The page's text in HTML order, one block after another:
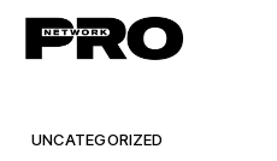
UNCATEGORIZED